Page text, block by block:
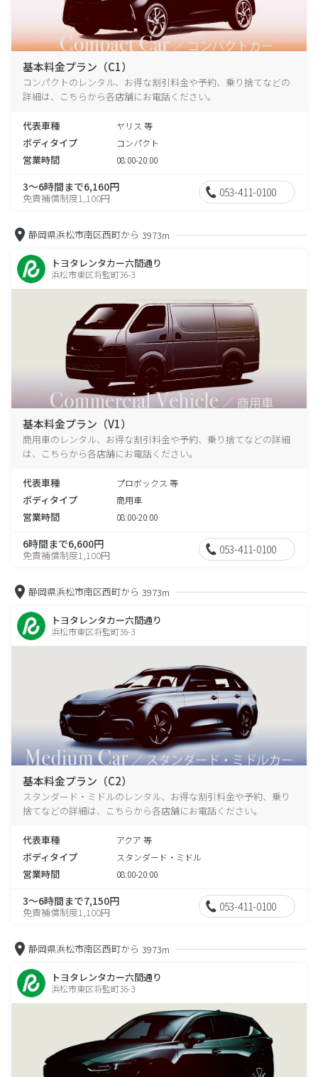
基本料金プラン（C1）
コンパクトのレンタル、お得な割引料金や予約、乗り捨てなどの
詳細は、こちらから各店舗にお電話ください。
代表車種 ヤリス 等
ボディタイプ コンパクト
営業時間 08:00-20:00
3～6時間まで6,160円
免責補償制度1,100円 053-411-0100
静岡県浜松市南区西町から 3973m
トヨタレンタカー六間通り
浜松市東区将監町36-3
基本料金プラン（V1）
商用車のレンタル、お得な割引料金や予約、乗り捨てなどの詳細
は、こちらから各店舗にお電話ください。
代表車種 プロボックス 等
ボディタイプ 商用車
営業時間 08:00-20:00
6時間まで6,600円
免責補償制度1,100円 053-411-0100
静岡県浜松市南区西町から 3973m
トヨタレンタカー六間通り
浜松市東区将監町36-3
基本料金プラン（C2）
スタンダード・ミドルのレンタル、お得な割引料金や予約、乗り
捨てなどの詳細は、こちらから各店舗にお電話ください。
代表車種 アクア 等
ボディタイプ スタンダード・ミドル
営業時間 08:00-20:00
3～6時間まで7,150円
免責補償制度1,100円 053-411-0100
静岡県浜松市南区西町から 3973m
トヨタレンタカー六間通り
浜松市東区将監町36-3